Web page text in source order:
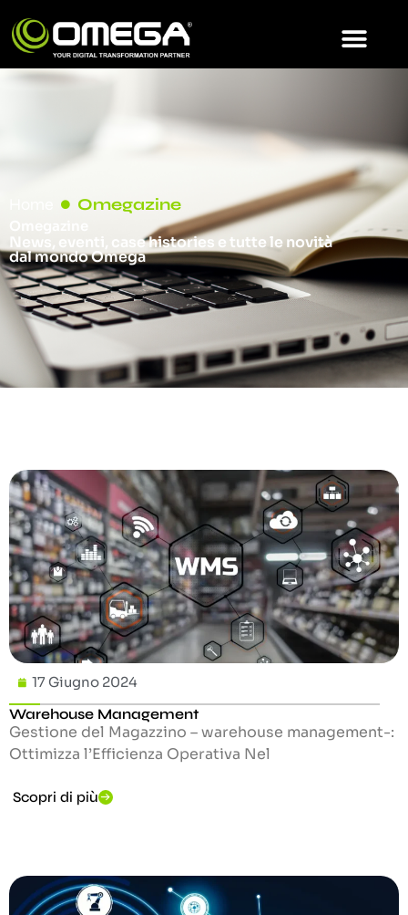
Omegazine
News, eventi, case histories e tutte le novità
dal mondo Omega
17 Giugno 2024
Warehouse Management
Gestione del Magazzino – warehouse management-:
Ottimizza l’Efficienza Operativa Nel
Scopri di più